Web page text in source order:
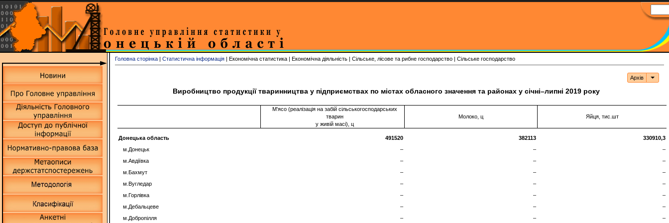
Головна сторінка | Статистична інформація | Економічна статистика | Економічна діяльність | Сільське, лісове та рибне господарство | Сільське господарство
Архів
Виробництво продукції тваринництва у підприємствах по містах обласного значення та районах у січні–липні 2019 року
М'ясо (реалізація на забій сільськогосподарських
тварин
у живій масі), ц
Молоко, ц Яйця, тис.шт
Донецька область 491520 382113 330910,3
м.Донецьк
– –
–
м.Авдіївка
– –
–
м.Бахмут
– –
–
м.Вугледар
– –
–
м.Горлівка
– –
–
м.Дебальцеве
– –
–
м.Добропілля
– –
–